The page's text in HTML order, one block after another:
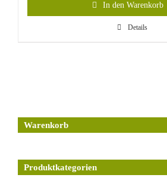
In den Warenkorb
Details
Warenkorb
Produktkategorien